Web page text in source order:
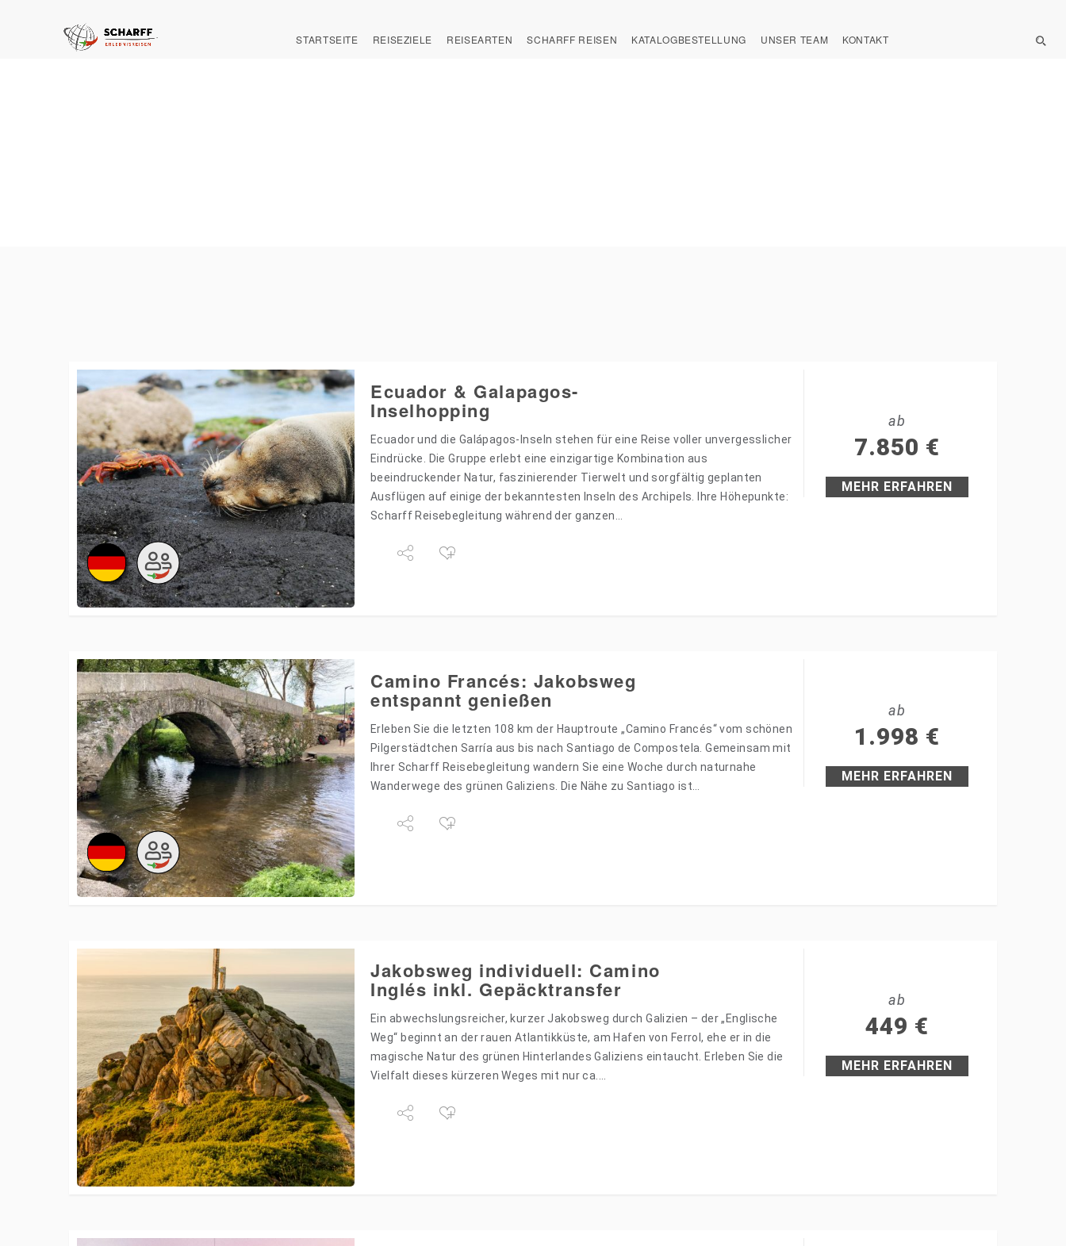
STARTSEITE REISEZIELE REISEARTEN SCHARFF REISEN KATALOGBESTELLUNG UNSER TEAM KONTAKT
Ecuador & Galapagos-
Inselhopping
Ecuador und die Galápagos-Inseln stehen für eine Reise voller unvergesslicher
Eindrücke. Die Gruppe erlebt eine einzigartige Kombination aus
beeindruckender Natur, faszinierender Tierwelt und sorgfältig geplanten
Ausflügen auf einige der bekanntesten Inseln des Archipels. Ihre Höhepunkte:
Scharff Reisebegleitung während der ganzen…
ab
7.850 €
MEHR ERFAHREN
Camino Francés: Jakobsweg
entspannt genießen
Erleben Sie die letzten 108 km der Hauptroute „Camino Francés“ vom schönen
Pilgerstädtchen Sarría aus bis nach Santiago de Compostela. Gemeinsam mit
Ihrer Scharff Reisebegleitung wandern Sie eine Woche durch naturnahe
Wanderwege des grünen Galiziens. Die Nähe zu Santiago ist…
ab
1.998 €
MEHR ERFAHREN
Jakobsweg individuell: Camino
Inglés inkl. Gepäcktransfer
Ein abwechslungsreicher, kurzer Jakobsweg durch Galizien – der „Englische
Weg“ beginnt an der rauen Atlantikküste, am Hafen von Ferrol, ehe er in die
magische Natur des grünen Hinterlandes Galiziens eintaucht. Erleben Sie die
Vielfalt dieses kürzeren Weges mit nur ca.…
ab
449 €
MEHR ERFAHREN